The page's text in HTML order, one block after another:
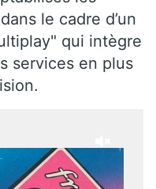
le cadre d’un
qui intègre
services en plus